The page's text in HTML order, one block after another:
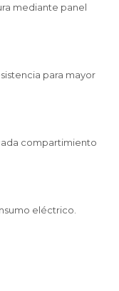
mediante panel
para mayor
compartimiento
eléctrico.